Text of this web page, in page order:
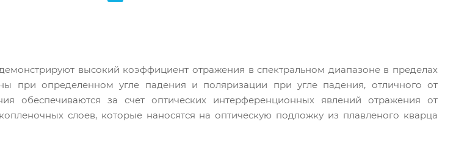
высокий коэффициент отражения в спектральном диапазоне в пределах
при определенном угле падения и поляризации при угле падения, отличного от
обеспечиваются за счет оптических интерференционных явлений отражения от
слоев, которые наносятся на оптическую подложку из плавленого кварца